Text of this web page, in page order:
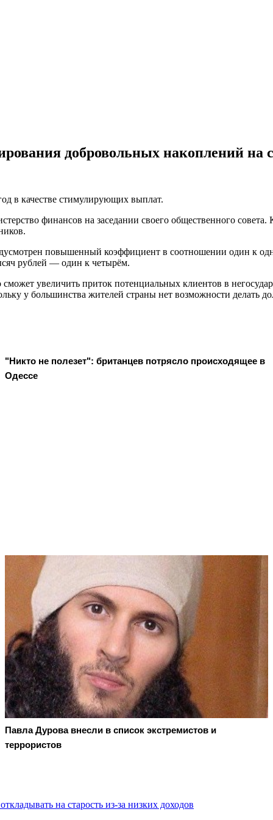
добровольных накоплений на
в качестве стимулирующих выплат.
финансов на заседании своего общественного
повышенный коэффициент в соотношении один к
рублей — один к четырём.
увеличить приток потенциальных клиентов в
у большинства жителей страны нет возможности
"Никто не полезет": британцев потрясло происходящее в
Одессе
Павла Дурова внесли в список экстремистов и
террористов
на старость из-за низких доходов